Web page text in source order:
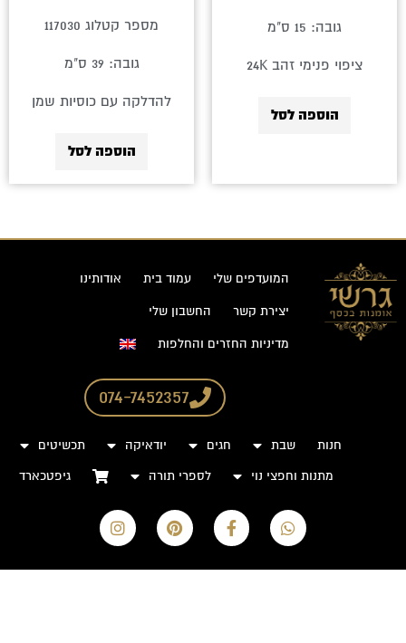
גובה: 15 ס"מ
ציפוי פנימי זהב 24K
הוספה לסל
מספר קטלוג 117030
גובה: 39 ס"מ
להדלקה עם כוסיות שמן
הוספה לסל
המועדפים שלי עמוד בית אודותינו
יצירת קשר החשבון שלי
מדיניות החזרים והחלפות
074-7452357
חנות שבת חגים יודאיקה
תכשיטים
מתנות וחפצי נוי
לספרי תורה גיפטכארד
W
h
a
t
F
a
c
e
P
i
n
t
I
n
s
t